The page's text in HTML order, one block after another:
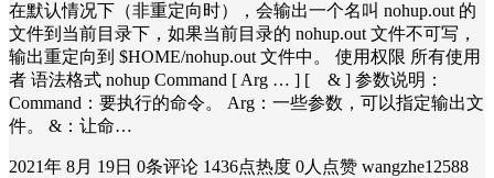
在默认情况下（非重定向时），会输出一个名叫 nohup.out 的
文件到当前目录下，如果当前目录的 nohup.out 文件不可写，
输出重定向到 $HOME/nohup.out 文件中。 使用权限 所有使用
者 语法格式 nohup Command [ Arg … ] [ & ] 参数说明：
Command：要执行的命令。 Arg：一些参数，可以指定输出文
件。 &：让命…
2021年 8月 19日 0条评论 1436点热度 0人点赞 wangzhe12588